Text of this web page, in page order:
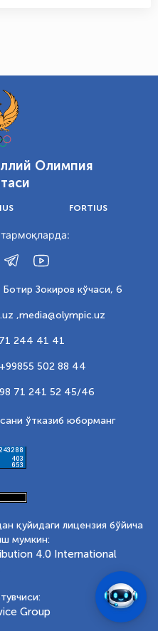
Олимпия
FORTIUS
Зокиров кўчаси, 6
,media@olympic.uz
244 41 41
502 88 44
71 241 52 45/46
ўтказиб юборманг
қуйидаги лицензия бўйича
мумкин:
4.0 International
Group